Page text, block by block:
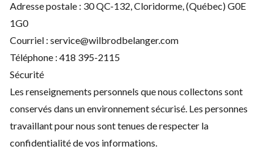
Adresse postale : 30 QC-132, Cloridorme, (Québec) G0E
1G0
Courriel : service@wilbrodbelanger.com
Téléphone : 418 395-2115
Sécurité
Les renseignements personnels que nous collectons sont
conservés dans un environnement sécurisé. Les personnes
travaillant pour nous sont tenues de respecter la
confidentialité de vos informations.